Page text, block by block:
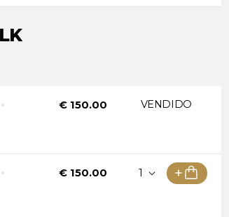
Show
a
WorldSBK)
Show
€ 150.00 VENDIDO
€ 150.00